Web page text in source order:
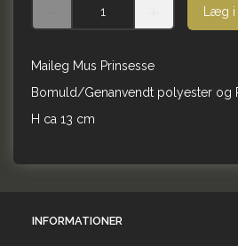
Læg i
Maileg Mus Prinsesse
Bomuld/Genanvendt polyester og
H ca 13 cm
INFORMATIONER